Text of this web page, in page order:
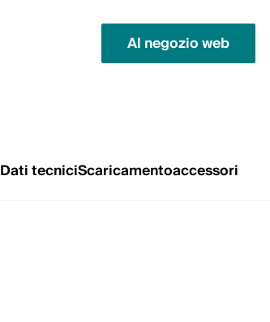
Al negozio web
Dati tecniciScaricamentoaccessori